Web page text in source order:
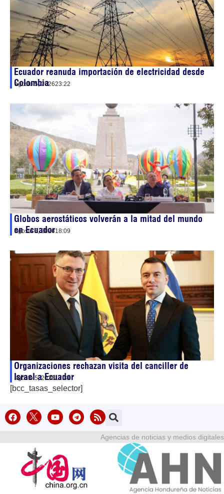
Ecuador reanuda importación de electricidad desde
Colombia
agosto 5, 202623:22
Globos aerostáticos volverán a la mitad del mundo
en Ecuador
agosto 5, 202618:09
Organizaciones rechazan visita del canciller de
Israel a Ecuador
agosto 5, 202617:31
[bcc_tasas_selector]
Agencias de noticias y medios digitales